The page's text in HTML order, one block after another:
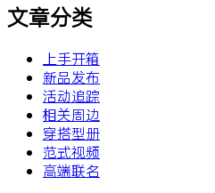
文章分类
上手开箱
新品发布
活动追踪
相关周边
穿搭型册
范式视频
高端联名